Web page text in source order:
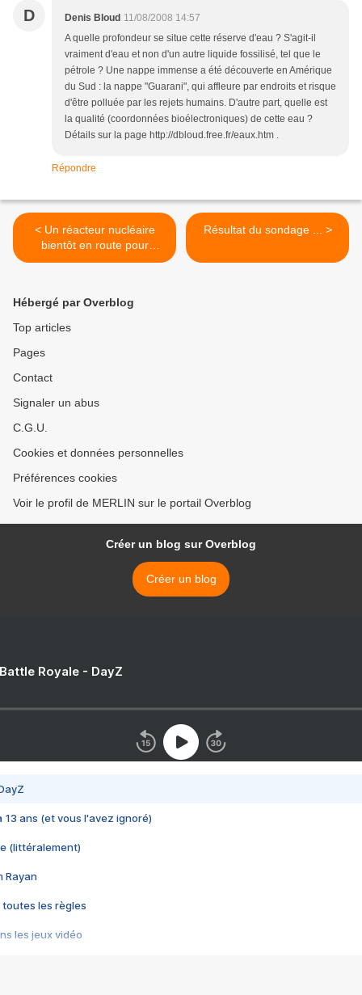
D Denis Bloud 11/08/2008 14:57
A quelle profondeur se situe cette réserve d'eau ? S'agit-il
vraiment d'eau et non d'un autre liquide fossilisé, tel que le
pétrole ? Une nappe immense a été découverte en Amérique
du Sud : la nappe "Guarani", qui affleure par endroits et risque
d'être polluée par les rejets humains. D'autre part, quelle est
la qualité (coordonnées bioélectroniques) de cette eau ?
Détails sur la page http://dbloud.free.fr/eaux.htm .
Répondre
< Un réacteur nucléaire
bientôt en route pour
Jupiter...
Résultat du sondage ... >
Hébergé par Overblog
Top articles
Pages
Contact
Signaler un abus
C.G.U.
Cookies et données personnelles
Préférences cookies
Voir le profil de MERLIN sur le portail Overblog
Créer un blog sur Overblog
Créer un blog
Royale - DayZ
13 ans (et vous l'avez ignoré)
(littéralement)
Rayan
toutes les règles
les jeux vidéo